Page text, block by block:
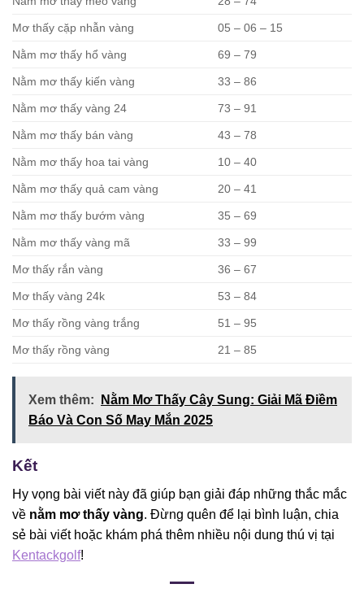
Mơ thấy cặp nhẫn vàng 05 – 06 – 15
Nằm mơ thấy hổ vàng 69 – 79
Nằm mơ thấy kiến vàng 33 – 86
Nằm mơ thấy vàng 24 73 – 91
Nằm mơ thấy bán vàng 43 – 78
Nằm mơ thấy hoa tai vàng 10 – 40
Nằm mơ thấy quả cam vàng 20 – 41
Nằm mơ thấy bướm vàng 35 – 69
Nằm mơ thấy vàng mã 33 – 99
Mơ thấy rắn vàng 36 – 67
Mơ thấy vàng 24k 53 – 84
Mơ thấy rồng vàng trắng 51 – 95
Mơ thấy rồng vàng 21 – 85
Xem thêm:
Nằm Mơ Thấy Cây Sung: Giải Mã Điềm
Báo Và Con Số May Mắn 2025
Kết
Hy vọng bài viết này đã giúp bạn giải đáp những thắc mắc
về nằm mơ thấy vàng. Đừng quên để lại bình luận, chia
sẻ bài viết hoặc khám phá thêm nhiều nội dung thú vị tại
Kentackgolf!